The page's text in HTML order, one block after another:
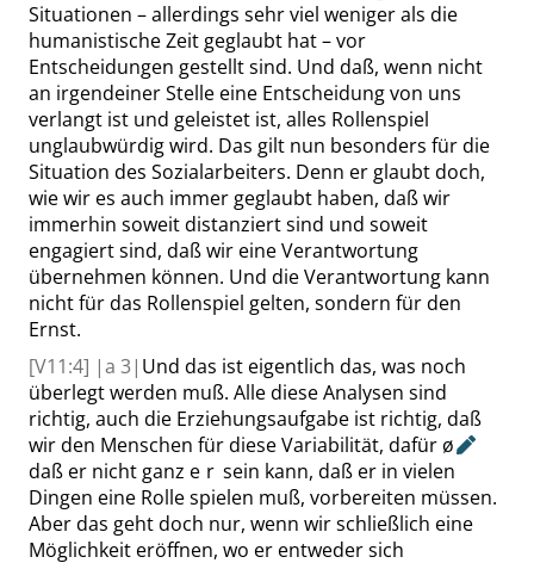
Situationen – allerdings sehr viel weni­ger als die
humanistische Zeit geglaubt hat – vor
Entscheidungen gestellt sind. Und daß, wenn nicht
an irgendeiner Stelle eine Entscheidung von uns
verlangt ist und geleistet ist, alles Rollenspiel
unglaubwürdig wird. Das gilt nun besonders für die
Situation des Sozialarbeiters. Denn er glaubt doch,
wie wir es auch immer geglaubt haben, daß wir
immerhin soweit distanziert sind und soweit
engagiert sind, daß wir eine Verantwortung
übernehmen können. Und die Verantwortung kann
nicht für das Rollenspiel gelten, sondern für den
Ernst.
[V11:4] |a 3| Und das ist eigentlich das, was noch
überlegt werden muß. Alle diese Analysen sind
richtig, auch die Erziehungsaufgabe ist richtig, daß
wir den Menschen für diese Variabilität, dafürø
daß er nicht ganz er sein kann, daß er in vielen
Dingen eine Rolle spielen muß, vorbereiten müssen.
Aber das geht doch nur, wenn wir schließlich eine
Möglichkeit eröffnen, wo er entweder sich